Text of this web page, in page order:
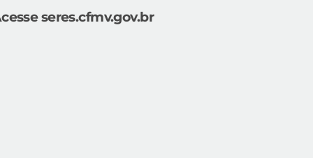
seres.cfmv.gov.br